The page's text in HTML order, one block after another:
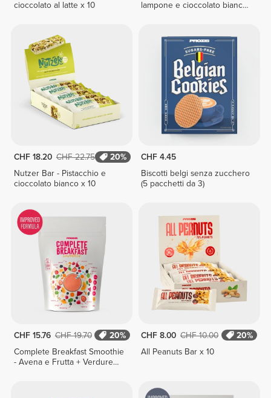
cioccolato al latte x 10
lampone e cioccolato bianco
CHF 18.20 CHF 22.75
20%
Nutzer Bar - Pistacchio e
cioccolato bianco x 10
CHF 4.45
Biscotti belgi senza zucchero
(5 pacchetti da 3)
CHF 15.76 CHF 19.70
20%
Complete Breakfast Smoothie
- Avena e Frutta + Verdure
CHF 8.00 CHF 10.00
20%
All Peanuts Bar x 10